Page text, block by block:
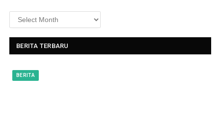
BERITA TERBARU
BERITA